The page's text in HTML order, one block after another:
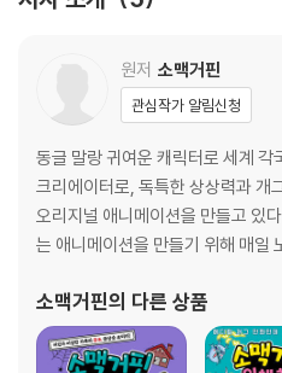
3화 최고의 슛을 뉴런이?
인체 친구들 탐구 편3 신경 전달 물질
깔깔 소맥이네 놀이터1 인체 친구들 퀴즈
4화 모든 감각을 집중해!
인체 친구들 탐구 편4 감각 기관
인체 친구들 탐구 편5 운동 기관
원저 소맥거핀
관심작가 알림신청
동글 말랑 귀여운 캐릭터로 세계
크리에이터로, 독특한 상상력과 개
오리지널 애니메이션을 만들고 있
는 애니메이션을 만들기 위해 매일
소맥거핀의 다른 상품